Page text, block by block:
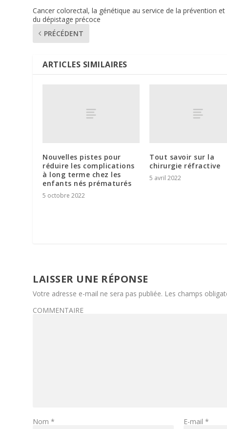
Cancer colorectal, la génétique au service de la prévention et
du dépistage précoce
PRÉCÉDENT
ARTICLES SIMILAIRES
Nouvelles pistes pour
réduire les complications
à long terme chez les
enfants nés prématurés
5 octobre 2022
Tout savoir sur la
chirurgie réfractive
5 avril 2022
LAISSER UNE RÉPONSE
Votre adresse e-mail ne sera pas publiée. Les champs
COMMENTAIRE
Nom* E-mail *